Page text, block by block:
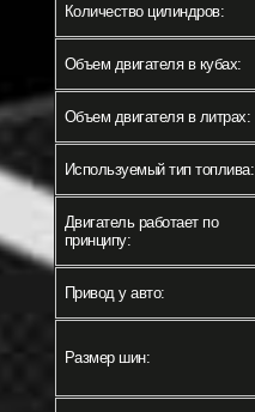
Количество цилиндров:
Объем двигателя в кубах:
Объем двигателя в литрах:
Используемый тип топлива:
Двигатель работает по
принципу:
Привод у авто:
Размер шин: